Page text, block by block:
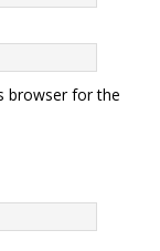
browser for the